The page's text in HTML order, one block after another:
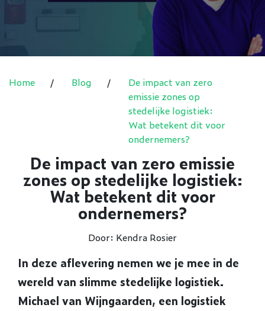
Home / Blog /
De impact van zero
emissie zones op
stedelijke logistiek:
Wat betekent dit voor
ondernemers?
De impact van zero emissie
zones op stedelijke logistiek:
Wat betekent dit voor
ondernemers?
Door: Kendra Rosier
In deze aflevering nemen we je mee in de
wereld van slimme stedelijke logistiek.
Michael van Wijngaarden, een logistiek